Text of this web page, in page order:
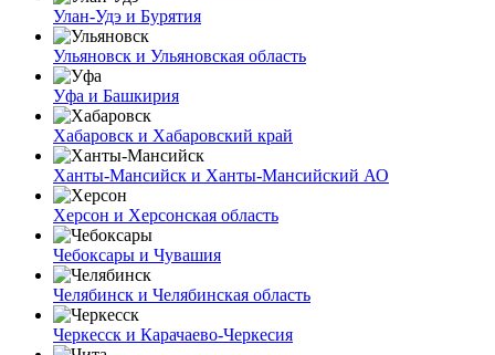
Улан-Удэ и Бурятия
Ульяновск и Ульяновская область
Уфа и Башкирия
Хабаровск и Хабаровский край
Ханты-Мансийск и Ханты-Мансийский АО
Херсон и Херсонская область
Чебоксары и Чувашия
Челябинск и Челябинская область
Черкесск и Карачаево-Черкесия